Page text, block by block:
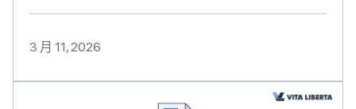
3 月 11, 2026